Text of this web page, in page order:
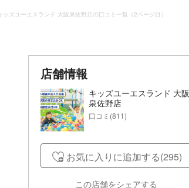
ッズユーエスランド 大阪泉佐野店の口コミ一覧（2ページ目）
店舗情報
キッズユーエスランド 大阪
泉佐野店
口コミ(811)
お気に入りに追加する(295)
この店舗をシェアする